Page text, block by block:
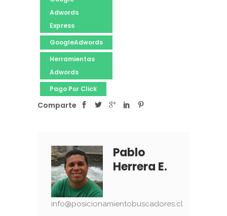
Adwords
Express
GoogleAdwords
Herramientas
Adwords
Pago Por Click
Comparte
Pablo
Herrera E.
info@posicionamientobuscadores.cl